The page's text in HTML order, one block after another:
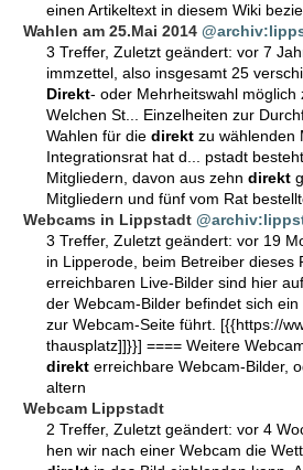
einen Artikeltext in diesem Wiki
Wahlen am 25.Mai 2014
3 Treffer, Zuletzt geändert: vor 7
immzettel, also insgesamt 25
Direkt- oder Mehrheitswahl möglich
Welchen St... Einzelheiten zur
Wahlen für die direkt zu wählenden
Integrationsrat hat d... pstadt
Mitgliedern, davon aus zehn direkt
Mitgliedern und fünf vom Rat
Webcams in Lippstadt
3 Treffer, Zuletzt geändert: vor 19
in Lipperode, beim Betreiber dieses
erreichbaren Live-Bilder sind hier
der Webcam-Bilder befindet sich ein
zur Webcam-Seite führt. [{{https://
thausplatz]]}}] ==== Weitere
direkt erreichbare Webcam-Bilder,
altern
Webcam Lippstadt
2 Treffer, Zuletzt geändert: vor 4
hen wir nach einer Webcam die